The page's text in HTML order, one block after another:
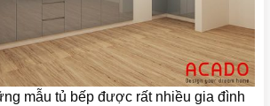
mẫu tủ bếp được rất nhiều gia đình